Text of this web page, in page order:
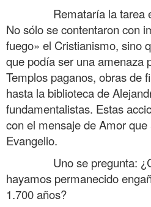
Remataría la tarea
No sólo se contentaron con
fuego» el Cristianismo, sino
que podía ser una amenaza
Templos paganos, obras de
hasta la biblioteca de
fundamentalistas. Estas
con el mensaje de Amor
Evangelio.
Uno se pregunta:
hayamos permanecido
1.700 años?